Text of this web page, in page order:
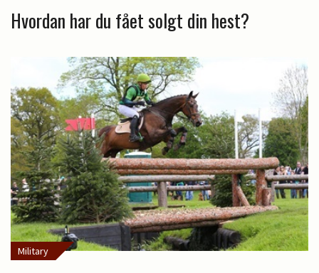
Hvordan har du fået solgt din hest?
Military